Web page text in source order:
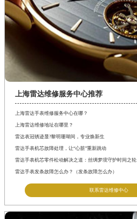
上海雷达维修服务中心推荐
上海雷达手表维修服务中心在哪？
上海雷达维修地址在哪里？
雷达表冠锈迹显?黎明珊瑚间，专业焕新生
雷达手表机芯故障处理，让“心脏”重新跳动
雷达手表机芯零件松动解决之道：丝绸梦境守护时间之轮
雷达手表发条故障怎么办？（发条故障怎么办）
联系雷达维修中心